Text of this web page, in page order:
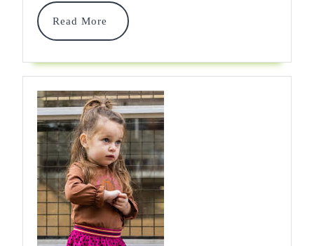
Kleintje!
Read More
Read
More